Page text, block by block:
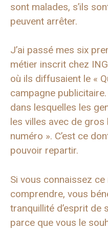
sont malades, s’ils
peuvent arrêter.
J’ai passé mes six
métier inscrit chez
où ils diffusaient le «
campagne
dans lesquelles les
les villes avec de
numéro ». C’est ce
pouvoir repartir.
Si vous connaissez
comprendre, vous
tranquillité d’esprit de
parce que vous le